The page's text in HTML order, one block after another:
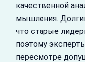
качественной
мышления.
что старые
поэтому
пересмотре